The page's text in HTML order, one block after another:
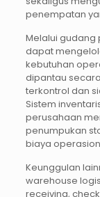
penempatan
Melalui gudang
dapat
kebutuhan
dipantau
terkontrol dan
Sistem
perusahaan
penumpukan
biaya
Keunggulan
warehouse
receiving,